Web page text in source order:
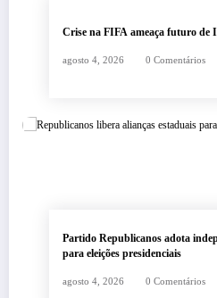
Crise na FIFA ameaça futuro de
agosto 4, 2026 0 Comentários
Partido Republicanos adota
para eleições presidenciais
agosto 4, 2026 0 Comentários